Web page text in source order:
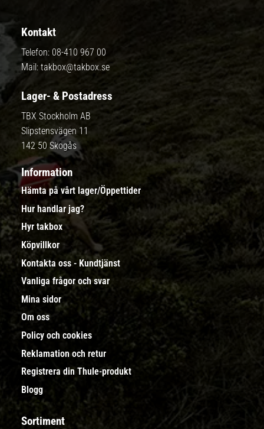
Kontakt
Telefon: 08-410 967 00
Mail: takbox@takbox.se
Lager- & Postadress
TBX Stockholm AB
Slipstensvägen 11
142 50 Skogås
Information
Hämta på vårt lager/Öppettider
Hur handlar jag?
Hyr takbox
Köpvillkor
Kontakta oss - Kundtjänst
Vanliga frågor och svar
Mina sidor
Om oss
Policy och cookies
Reklamation och retur
Registrera din Thule-produkt
Blogg
Sortiment